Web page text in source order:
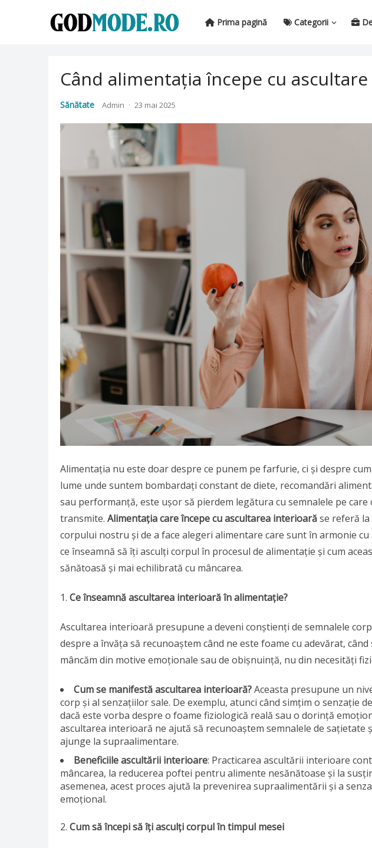
Prima pagină Categorii
Când alimentația începe cu
Sănătate Admin · 23 mai 2025
Alimentația nu este doar despre ce punem pe farfurie, ci și despre
lume unde suntem bombardați constant de diete, recomandări
sau performanță, este ușor să pierdem legătura cu semnalele pe
transmite. Alimentația care începe cu ascultarea interioarăse referă
corpului nostru și de a face alegeri alimentare care sunt în armonie
ce înseamnă să îți asculți corpul în procesul de alimentație și cum
sănătoasă și mai echilibrată cu mâncarea.
Ce înseamnă ascultarea interioară în alimentație?
Ascultarea interioară presupune a deveni conștienți de semnalele
despre a învăța să recunoaștem când ne este foame cu adevărat,
mâncăm din motive emoționale sau de obișnuință, nu din necesități
Cum se manifestă ascultarea interioară?Aceasta presupune un
corp și al senzațiilor sale. De exemplu, atunci când simțim o senzație
dacă este vorba despre o foame fiziologică reală sau o dorință
ascultarea interioară ne ajută să recunoaștem semnalele de sațietate
ajunge la supraalimentare.
Beneficiile ascultării interioare: Practicarea ascultării interioare
mâncarea, la reducerea poftei pentru alimente nesănătoase și la
asemenea, acest proces ajută la prevenirea supraalimentării și a
emoțional.
Cum să începi să îți asculți corpul în timpul mesei